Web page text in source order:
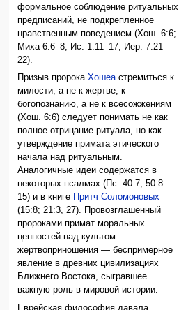
формальное соблюдение ритуальных
предписаний, не подкрепленное
нравственным поведением (Хош. 6:6;
Миха 6:6–8; Ис. 1:11–17; Иер. 7:21–
22).
Призыв пророкаХошеастремиться к
милости, а не к жертве, к
богопознанию, а не к всесожжениям
(Хош. 6:6) следует понимать не как
полное отрицание ритуала, но как
утверждение примата этического
начала над ритуальным.
Аналогичные идеи содержатся в
некоторых псалмах (Пс. 40:7; 50:8–
15) и в книге
Притч Соломоновых
(15:8; 21:3, 27). Провозглашенный
пророками примат моральных
ценностей над культом
жертвоприношения — беспримерное
явление в древних цивилизациях
Ближнего Востока, сыгравшее
важную роль в мировой истории.
Еврейская философия давала